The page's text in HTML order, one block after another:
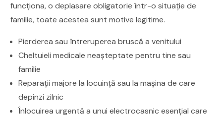
funcționa, o deplasare obligatorie într-o situație de
familie, toate acestea sunt motive legitime.
Pierderea sau întreruperea bruscă a venitului
Cheltuieli medicale neașteptate pentru tine sau
familie
Reparații majore la locuință sau la mașina de care
depinzi zilnic
Înlocuirea urgentă a unui electrocasnic esențial care